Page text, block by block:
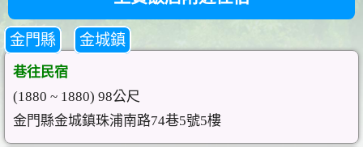
金門縣 金城鎮
巷往民宿
(1880 ~ 1880) 98公尺
金門縣金城鎮珠浦南路74巷5號5樓